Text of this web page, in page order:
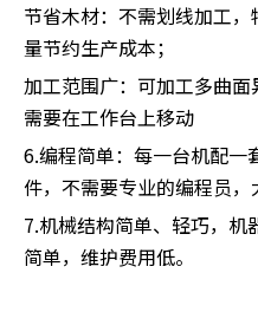
节省木材：不需划线加工
量节约生产成本；
加工范围广：可加工多曲
需要在工作台上移动
6.编程简单：每一台机配一
件，不需要专业的编程员，
7.机械结构简单、轻巧，
简单，维护费用低。